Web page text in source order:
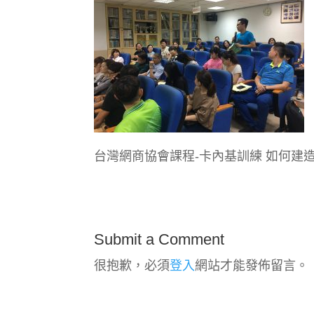
台灣網商協會課程-卡內基訓練 如何建
Submit a Comment
很抱歉，必須登入 網站才能發佈留言。